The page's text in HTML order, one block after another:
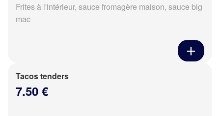
Frites à l'intérieur, sauce fromagère maison, sauce big
mac
Tacos tenders
7.50 €